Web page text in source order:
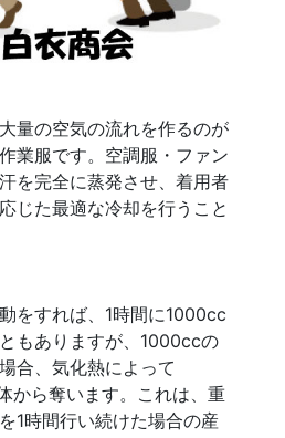
量の空気の流れを作るのが
業服です。空調服・ファン
を完全に蒸発させ、着用者
じた最適な冷却を行うこと
をすれば、1時間に1000cc
もありますが、1000ccの
合、気化熱によって
から奪います。これは、重
1時間行い続けた場合の産